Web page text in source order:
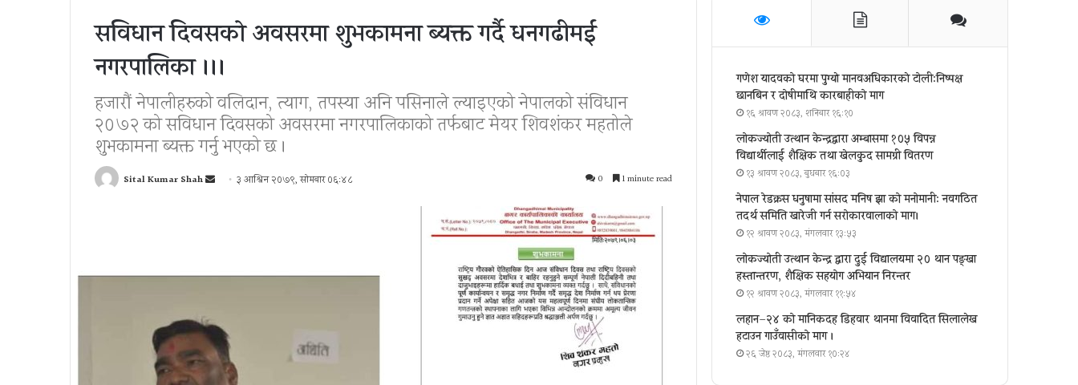
सविधान दिवसको अवसरमा शुभकामना ब्यक्त गर्दै धनगढीमई
नगरपालिका ।।।
हजारौं नेपालीहरुको वलिदान, त्याग, तपस्या अनि पसिनाले ल्याइएको नेपालको संविधान
२०७२ को सविधान दिवसको अवसरमा नगरपालिकाको तर्फबाट मेयर शिवशंकर महतोले
शुभकामना ब्यक्त गर्नु भएको छ ।
Sital Kumar Shah
Send ३ आश्विन २०७९, सोमबार ०६:४८ 0 1 minute read
गणेश यादवको घरमा पुग्याे मानवअधिकारकाे टोली:निष्पक्ष
छानबिन र दोषीमाथि कारबाहीको माग
१६ श्रावण २०८३, शनिबार १६:१०
लोकज्योती उत्थान केन्द्रद्वारा अम्बासमा १०५ विपन्न
विद्यार्थीलाई शैक्षिक तथा खेलकुद सामग्री वितरण
१३ श्रावण २०८३, बुधबार १६:०३
नेपाल रेडक्रस धनुषामा सांसद मनिष झा को मनोमानी: नवगठित
तदर्थ समिति खारेजी गर्न सरोकारवालाको माग।
१२ श्रावण २०८३, मंगलवार १३:५३
लोकज्योती उत्थान केन्द्र द्वारा दुई विद्यालयमा २० थान पङ्खा
हस्तान्तरण, शैक्षिक सहयोग अभियान निरन्तर
१२ श्रावण २०८३, मंगलवार ११:५४
लहान–२४ को मानिकदह डिहवार थानमा विवादित सिलालेख
हटाउन गाउँवासीको माग ।
२६ जेष्ठ २०८३, मंगलवार १०:२४